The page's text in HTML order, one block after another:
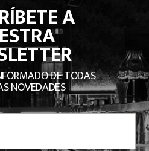
A
DE TODAS
NOVEDADES